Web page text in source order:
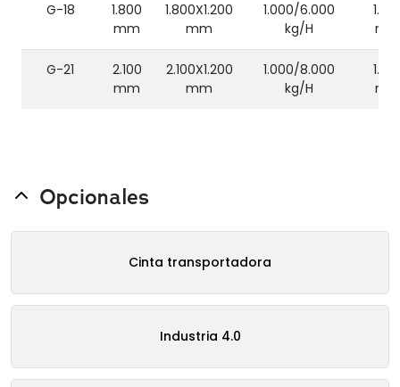
G-18
1.800
mm
1.800X1.200
mm
1.000/6.000
kg/H
G-21
2.100
mm
2.100X1.200
mm
1.000/8.000
kg/H
Opcionales
Cinta transportadora
Industria 4.0